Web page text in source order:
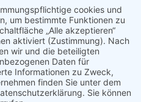
events/beikraeuter-